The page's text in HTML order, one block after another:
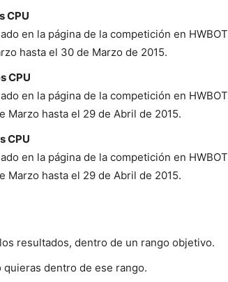
CPU
en la página de la competición en HWBOT
hasta el 30 de Marzo de 2015.
CPU
en la página de la competición en HWBOT
Marzo hasta el 29 de Abril de 2015.
CPU
en la página de la competición en HWBOT
Marzo hasta el 29 de Abril de 2015.
resultados, dentro de un rango objetivo.
dentro de ese rango.